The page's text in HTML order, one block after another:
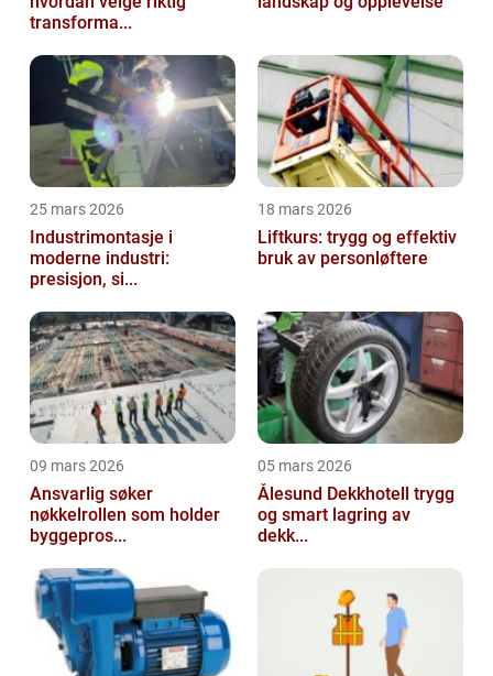
transforma...
25 mars 2026
Industrimontasje i
moderne industri:
presisjon, si...
18 mars 2026
Liftkurs: trygg og effektiv
bruk av personløftere
09 mars 2026
Ansvarlig søker
nøkkelrollen som holder
byggepros...
05 mars 2026
Ålesund Dekkhotell trygg
og smart lagring av
dekk...